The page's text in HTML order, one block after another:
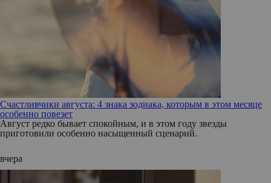
Счастливчики августа: 4 знака зодиака, которым в этом месяце
особенно повезет
Август редко бывает спокойным, и в этом году звезды
приготовили особенно насыщенный сценарий.
вчера